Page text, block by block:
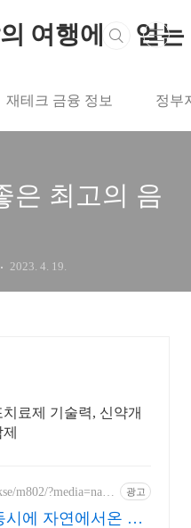
여행에서 얻는
재테크 금융 정보 정부
은 최고의 음
2023. 4. 19.
료제 기술력, 신약개
m802/?media=nav8
광고
에 자연에서온 면